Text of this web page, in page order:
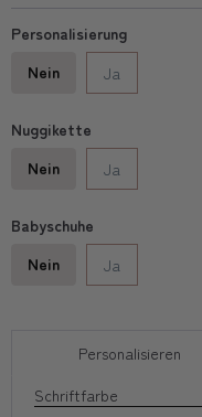
Personalisierung
Nein
Ja
Nuggikette
Nein
Ja
Babyschuhe
Nein
Ja
Personalisieren
Schriftfarbe